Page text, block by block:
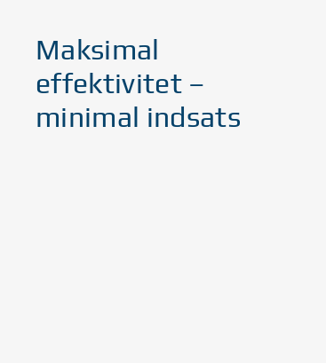
Maksimal
effektivitet –
minimal indsats